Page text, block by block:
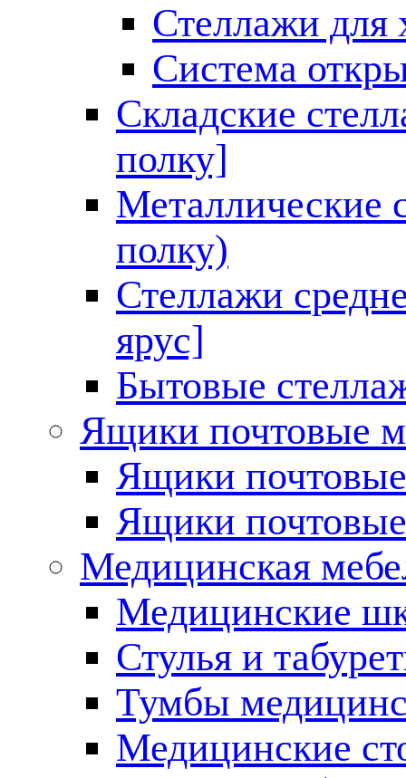
Стеллажи для
Система
Складские
полку]
Металлические
полку)
Стеллажи
ярус]
Бытовые
Ящики почтовые
Ящики
Ящики
Медицинская
Медицинские
Стулья и
Тумбы
Медицинские